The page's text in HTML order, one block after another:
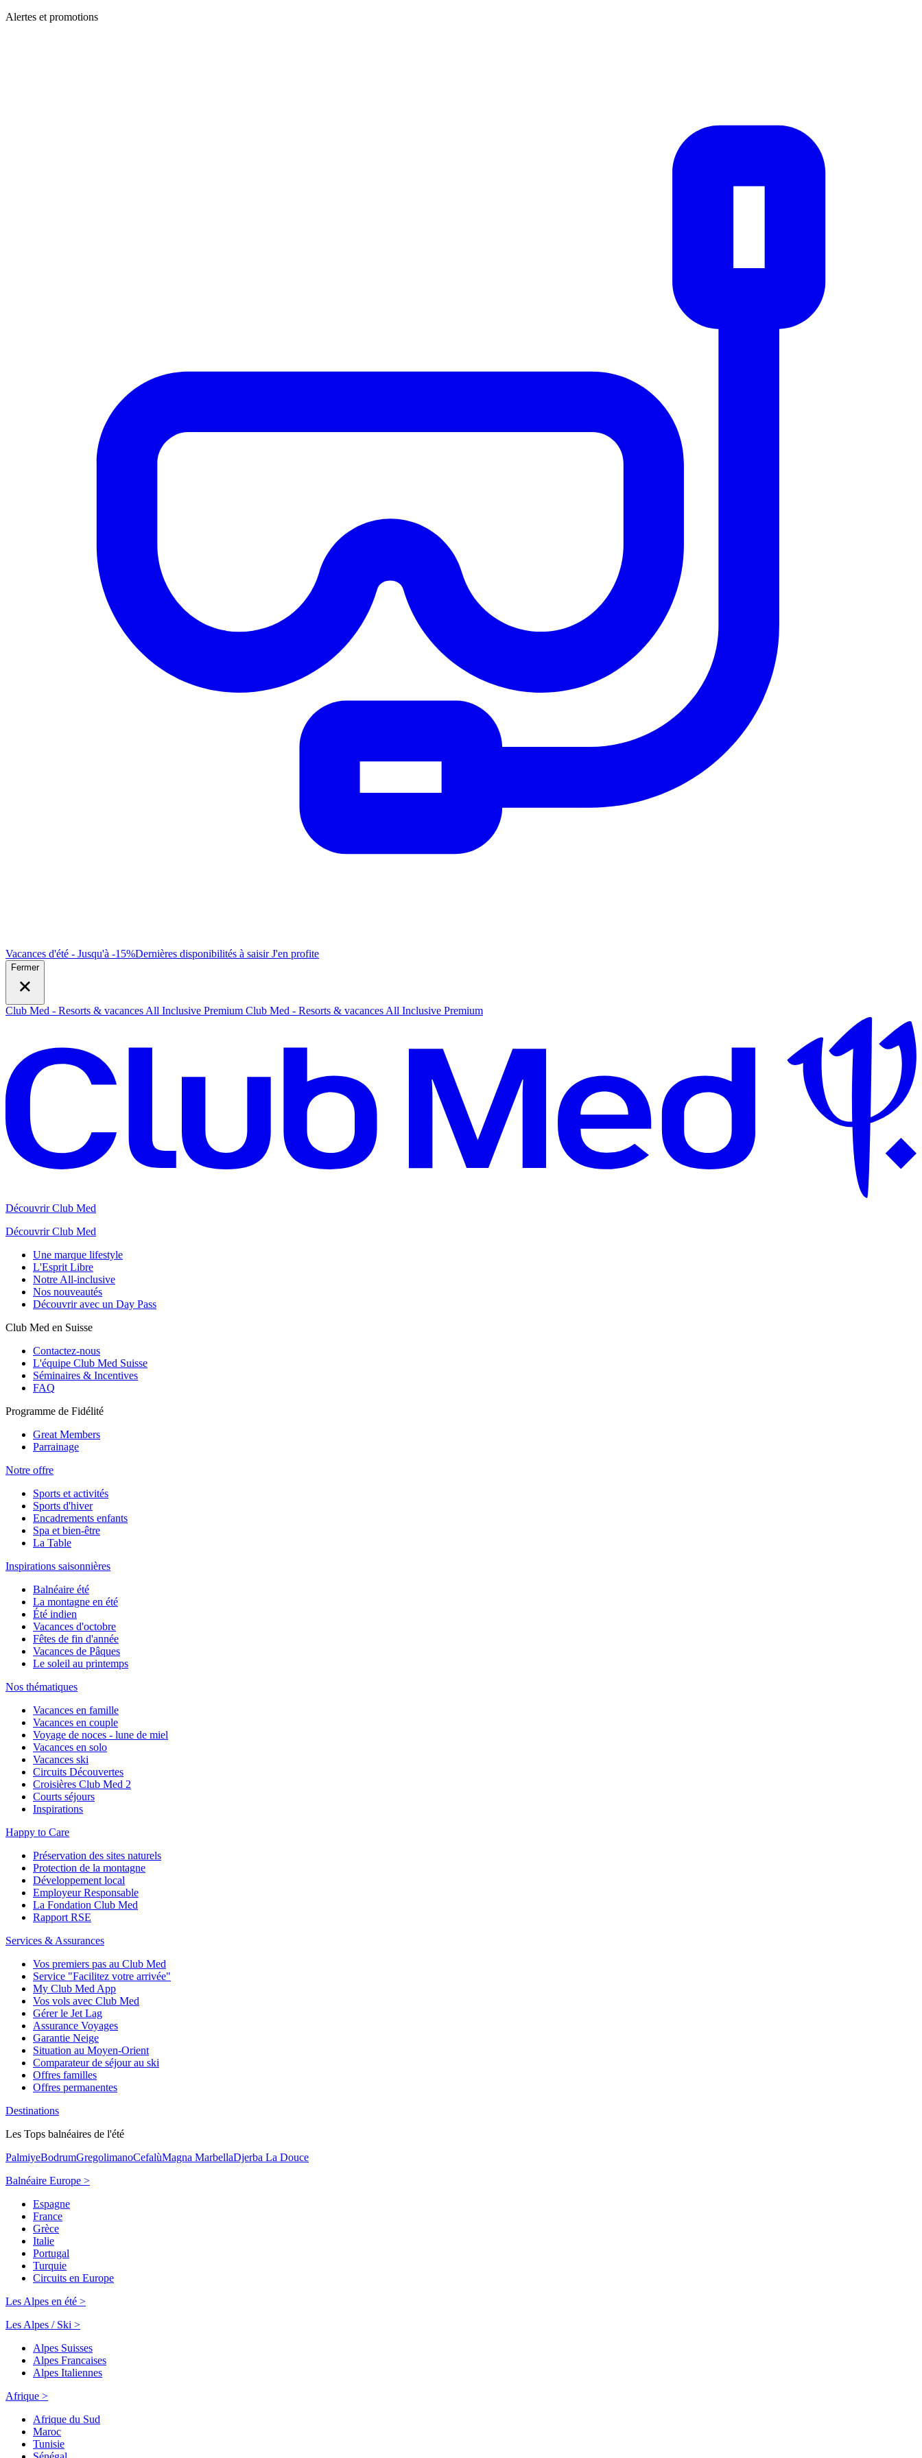
Alertes et promotions
Vacances d'été - Jusqu'à -15%Dernières disponibilités à saisirJ'en profite
Fermer
Club Med - Resorts & vacances All Inclusive Premium Club Med - Resorts & vacances All Inclusive Premium
Découvrir Club Med
Découvrir Club Med
Une marque lifestyle
L'Esprit Libre
Notre All-inclusive
Nos nouveautés
Découvrir avec un Day Pass
Club Med en Suisse
Contactez-nous
L'équipe Club Med Suisse
Séminaires & Incentives
FAQ
Programme de Fidélité
Great Members
Parrainage
Notre offre
Sports et activités
Sports d'hiver
Encadrements enfants
Spa et bien-être
La Table
Inspirations saisonnières
Balnéaire été
La montagne en été
Été indien
Vacances d'octobre
Fêtes de fin d'année
Vacances de Pâques
Le soleil au printemps
Nos thématiques
Vacances en famille
Vacances en couple
Voyage de noces - lune de miel
Vacances en solo
Vacances ski
Circuits Découvertes
Croisières Club Med 2
Courts séjours
Inspirations
Happy to Care
Préservation des sites naturels
Protection de la montagne
Développement local
Employeur Responsable
La Fondation Club Med
Rapport RSE
Services & Assurances
Vos premiers pas au Club Med
Service "Facilitez votre arrivée"
My Club Med App
Vos vols avec Club Med
Gérer le Jet Lag
Assurance Voyages
Garantie Neige
Situation au Moyen-Orient
Comparateur de séjour au ski
Offres familles
Offres permanentes
Destinations
Les Tops balnéaires de l'été
PalmiyeBodrumGregolimanoCefalùMagna MarbellaDjerba La Douce
Balnéaire Europe >
Espagne
France
Grèce
Italie
Portugal
Turquie
Circuits en Europe
Les Alpes en été >
Les Alpes / Ski >
Alpes Suisses
Alpes Francaises
Alpes Italiennes
Afrique >
Afrique du Sud
Maroc
Tunisie